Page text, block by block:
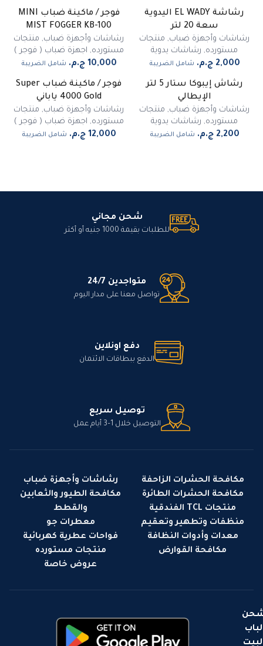
غير متوفررشاشة EL WADY اليدوية
سعة 20 لتر
رشاشات وأجهزة ضباب, منتجات
مستورده, رشاشات يدوية
شامل الضريبة
فوجر / ماكينة ضباب MINI
MIST FOGGER KB-100
رشاشات وأجهزة ضباب, منتجات
مستورده, اجهزة ضباب ( فوجر )
شامل الضريبة
رشاش إيبوكا ستار 5 لتر
الإيطالي
رشاشات وأجهزة ضباب, منتجات
مستورده, رشاشات يدوية
شامل الضريبة
غير متوفرفوجر / ماكينة ضباب Super
4000 Gold ياباني
رشاشات وأجهزة ضباب, منتجات
مستورده, اجهزة ضباب ( فوجر )
شامل الضريبة
شحن مجاني
للطلبات بقيمة 1000 جنيه أو أكثر
متواجدين 24/7
تواصل معنا على مدار اليوم
دفع اونلاين
الدفع ببطاقات الائتمان
توصيل سريع
التوصيل خلال 1–3 أيام عمل
مكافحة الحشرات الزاحفة
مكافحة الحشرات الطائرة
منتجات TCL الفندقية
منظفات وتطهير وتعقيم
معدات وأدوات النظافة
مكافحة القوارض
رشاشات وأجهزة ضباب
مكافحة الطيور والثعابين
والقطط
معطرات جو
فواحات عطرية كهربائية
منتجات مستورده
عروض خاصة
لباب